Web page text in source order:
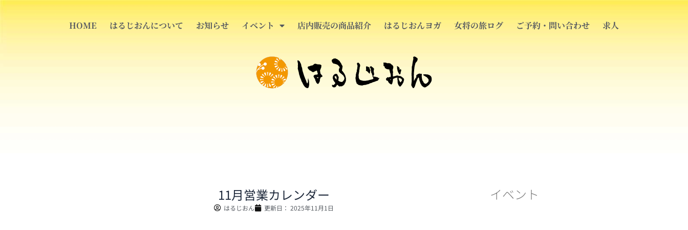
内
HOME はるじおんについて お知らせ イベント 店内販売の商品紹介 はるじおんヨガ 女将の旅ログ ご予約・問い合わせ 求人
11月営業カレンダー
はるじおん 更新日： 2025年11月1日
イベント